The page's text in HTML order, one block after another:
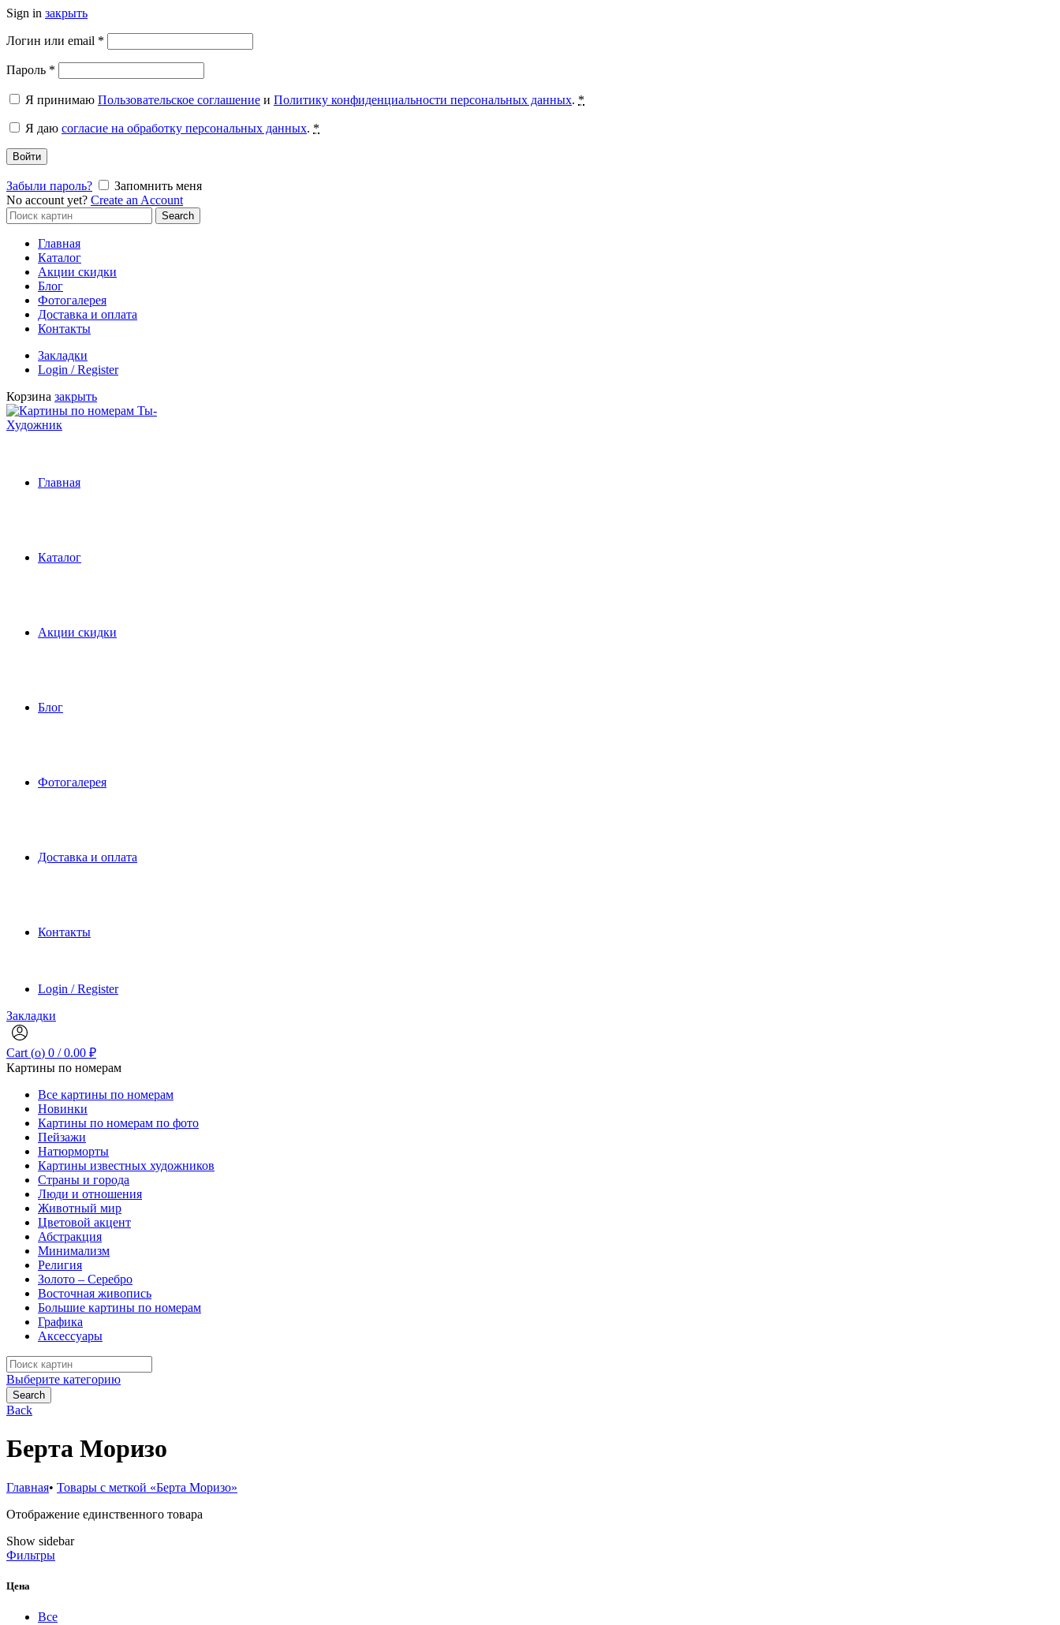
Sign in закрыть
Логин или email *
Пароль *
Я принимаю Пользовательское соглашение и Политику конфиденциальности персональных данных. *
Я даю согласие на обработку персональных данных. *
Войти
Забыли пароль?
Запомнить меня
No account yet? Create an Account
Search
for:
Search
Главная
Каталог
Акции скидки
Блог
Фотогалерея
Доставка и оплата
Контакты
Закладки
Login / Register
Корзина закрыть
Главная
Каталог
Акции скидки
Блог
Фотогалерея
Доставка и оплата
Контакты
Login / Register
Закладки
Cart (o) 0 / 0.00 ₽
Картины по номерам
Все картины по номерам
Новинки
Картины по номерам по фото
Пейзажи
Натюрморты
Картины известных художников
Страны и города
Люди и отношения
Животный мир
Цветовой акцент
Абстракция
Минимализм
Религия
Золото – Серебро
Восточная живопись
Большие картины по номерам
Графика
Аксессуары
Search
for:
Выберите категорию
Search
Back
Берта Моризо
Главная• Товары с меткой «Берта Моризо»
Отображение единственного товара
Show sidebar
Фильтры
Цена
Все